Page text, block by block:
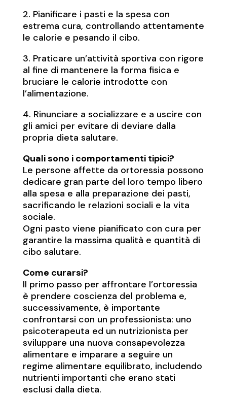
2. Pianificare i pasti e la spesa con
estrema cura, controllando attentamente
le calorie e pesando il cibo.
3. Praticare un’attività sportiva con rigore
al fine di mantenere la forma fisica e
bruciare le calorie introdotte con
l’alimentazione.
4. Rinunciare a socializzare e a uscire con
gli amici per evitare di deviare dalla
propria dieta salutare.
Quali sono i comportamenti tipici?
Le persone affette da ortoressia possono
dedicare gran parte del loro tempo libero
alla spesa e alla preparazione dei pasti,
sacrificando le relazioni sociali e la vita
sociale.
Ogni pasto viene pianificato con cura per
garantire la massima qualità e quantità di
cibo salutare.
Come curarsi?
Il primo passo per affrontare l’ortoressia
è prendere coscienza del problema e,
successivamente, è importante
confrontarsi con un professionista: uno
psicoterapeuta ed un nutrizionista per
sviluppare una nuova consapevolezza
alimentare e imparare a seguire un
regime alimentare equilibrato, includendo
nutrienti importanti che erano stati
esclusi dalla dieta.